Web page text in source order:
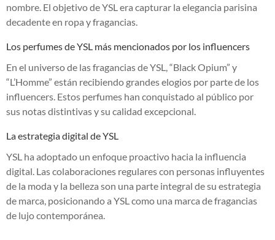
nombre. El objetivo de YSL era capturar la elegancia parisina
decadente en ropa y fragancias.
Los perfumes de YSL más mencionados por los influencers
En el universo de las fragancias de YSL, “Black Opium” y
“L’Homme” están recibiendo grandes elogios por parte de los
influencers. Estos perfumes han conquistado al público por
sus notas distintivas y su calidad excepcional.
La estrategia digital de YSL
YSL ha adoptado un enfoque proactivo hacia la influencia
digital. Las colaboraciones regulares con personas influyentes
de la moda y la belleza son una parte integral de su estrategia
de marca, posicionando a YSL como una marca de fragancias
de lujo contemporánea.